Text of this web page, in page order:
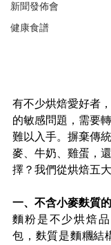
新聞發佈會
健康食譜
有不少烘焙愛好者
的敏感問題，需要
難以入手。摒棄傳
麥、牛奶、雞蛋，
擇？我們從烘焙五
一、不含小麥麩質
麵粉是不少烘焙
包，麩質是麵糰結